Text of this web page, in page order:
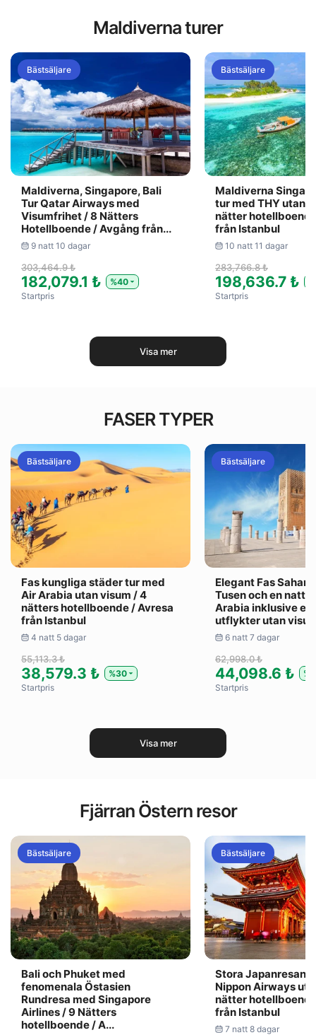
Maldiverna turer
Bästsäljare
Maldiverna, Singapore, Bali
Tur Qatar Airways med
Visumfrihet / 8 Nätters
Hotellboende / Avgång från...
9 natt 10 dagar
303,464.9 ₺
182,079.1 ₺
%40
Startpris
Bästsäljare
Maldiverna
tur med THY utan
nätter
från Istanbul
10 natt 11 dagar
283,766.8 ₺
198,636.7 ₺
Startpris
Visa mer
FASER TYPER
Bästsäljare
Fas kungliga städer tur med
Air Arabia utan visum / 4
nätters hotellboende / Avresa
från Istanbul
4 natt 5 dagar
55,113.3 ₺
38,579.3 ₺
%30
Startpris
Bästsäljare
Elegant Fas
Tusen och en natt
Arabia inklusive
utflykter utan
6 natt 7 dagar
62,998.0 ₺
44,098.6 ₺
Startpris
Visa mer
Fjärran Östern resor
Bästsäljare
Bali och Phuket med
fenomenala Östasien
Rundresa med Singapore
Airlines / 9 Nätters
hotellboende / A...
Bästsäljare
Stora Japanresan
Nippon Airways
nätter
från Istanbul
7 natt 8 dagar